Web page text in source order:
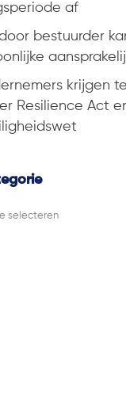
af
bestuurder
krijgen
Resilience Act